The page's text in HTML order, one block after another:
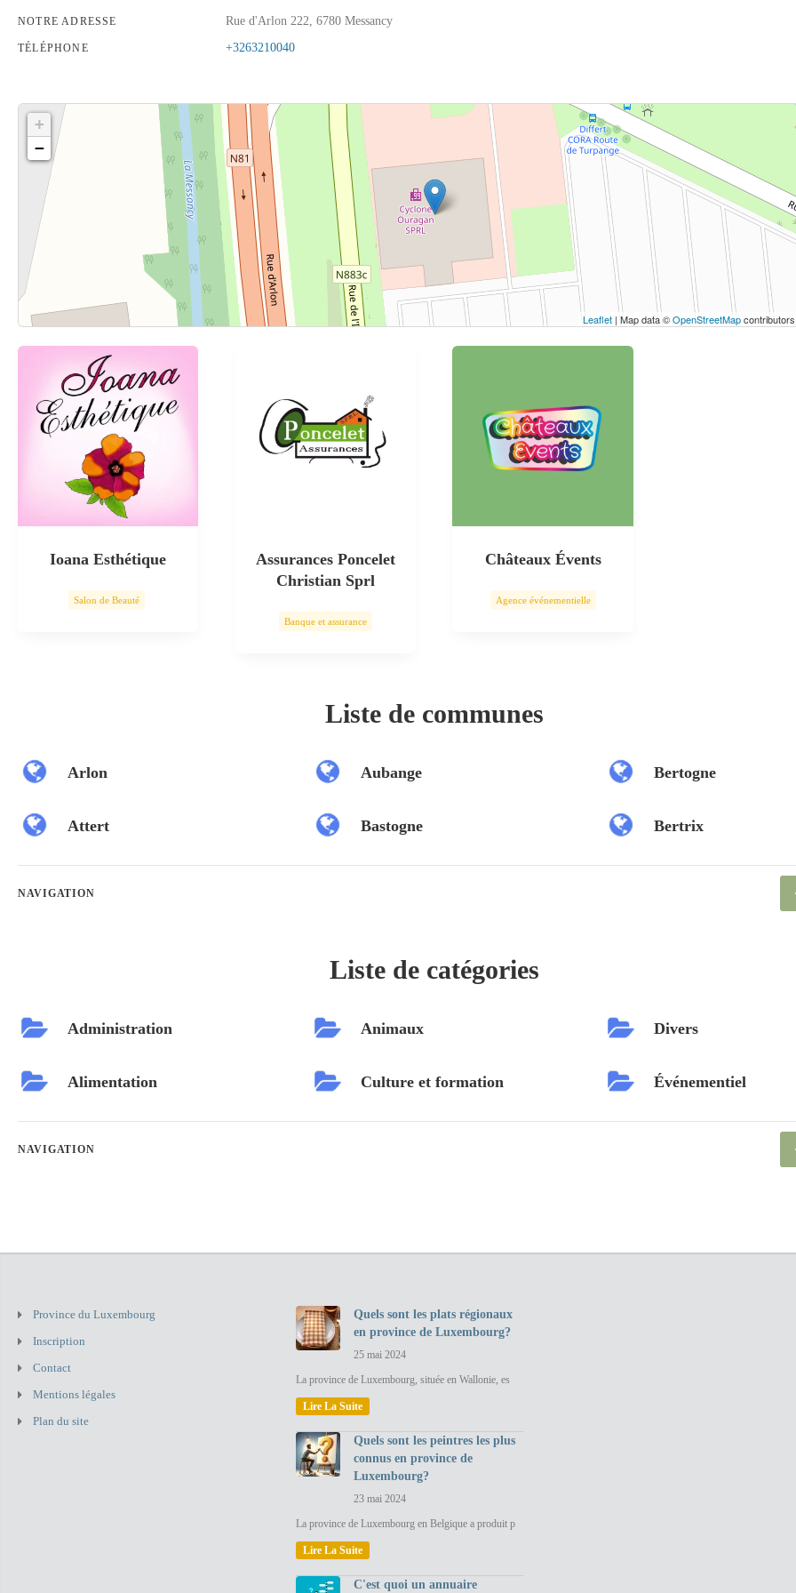
NOTRE ADRESSE Rue d'Arlon 222, 6780 Messancy
TÉLÉPHONE +3263210040
Cliquez sur le bouton pour afficher la carte.
Voir la carte
+
−
Leaflet| Map data ©OpenStreetMapcontributors,
Ioana Esthétique
Salon de Beauté
Assurances Poncelet
Christian Sprl
Banque et assurance
Châteaux Évents
Agence événementielle
Liste de communes
Arlon
Attert
Aubange
Bastogne
Bertogne
Bertrix
NAVIGATION
Liste de catégories
Administration
Alimentation
Animaux
Culture et formation
Divers
Événementiel
NAVIGATION
Province du Luxembourg
Inscription
Contact
Mentions légales
Plan du site
Quels sont les plats régionaux
en province de Luxembourg?
25 mai 2024
La province de Luxembourg, située en Wallonie, es
Lire La Suite
Quels sont les peintres les plus
connus en province de
Luxembourg?
23 mai 2024
La province de Luxembourg en Belgique a produit p
Lire La Suite
C'est quoi un annuaire